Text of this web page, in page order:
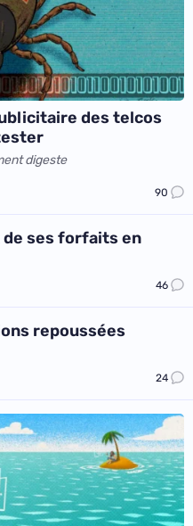
des telcos
digeste
90
ses forfaits en
46
repoussées
24